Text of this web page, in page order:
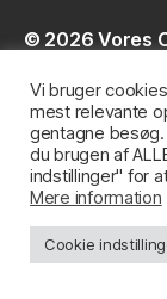
i
v
e
n
h
e
© 2026Vores
Vi bruger
mest relevante
gentagne besøg.
du brugen af
indstillinger" for
Mere information
Cookie